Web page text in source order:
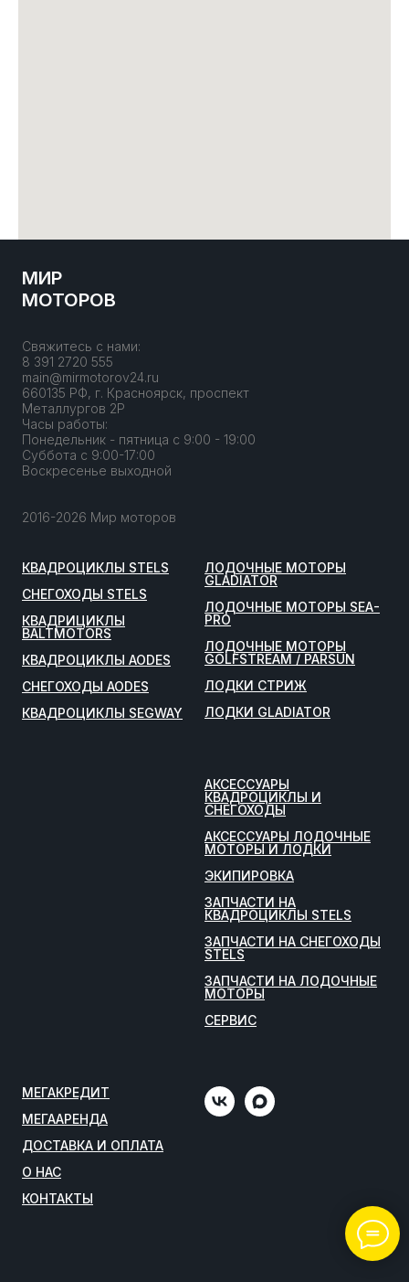
МИР
МОТОРОВ
Свяжитесь с нами:
8 391 2720 555
main@mirmotorov24.ru
660135 РФ, г. Красноярск, проспект
Металлургов 2Р
Часы работы:
Понедельник - пятница с 9:00 - 19:00
Суббота с 9:00-17:00
Воскресенье выходной
2016-2026 Мир моторов
КВАДРОЦИКЛЫ STELS
СНЕГОХОДЫ STELS
КВАДРИЦИКЛЫ
BALTMOTORS
КВАДРОЦИКЛЫ AODES
СНЕГОХОДЫ AODES
КВАДРОЦИКЛЫ SEGWAY
ЛОДОЧНЫЕ МОТОРЫ
GLADIATOR
ЛОДОЧНЫЕ МОТОРЫ SEA-
PRO
ЛОДОЧНЫЕ МОТОРЫ
GOLFSTREAM / PARSUN
ЛОДКИ СТРИЖ
ЛОДКИ GLADIATOR
АКСЕССУАРЫ
КВАДРОЦИКЛЫ И
СНЕГОХОДЫ
АКСЕССУАРЫ ЛОДОЧНЫЕ
МОТОРЫ И ЛОДКИ
ЭКИПИРОВКА
ЗАПЧАСТИ НА
КВАДРОЦИКЛЫ STELS
ЗАПЧАСТИ НА СНЕГОХОДЫ
STELS
ЗАПЧАСТИ НА ЛОДОЧНЫЕ
МОТОРЫ
СЕРВИС
МЕГАКРЕДИТ
МЕГААРЕНДА
ДОСТАВКА И ОПЛАТА
О НАС
КОНТАКТЫ